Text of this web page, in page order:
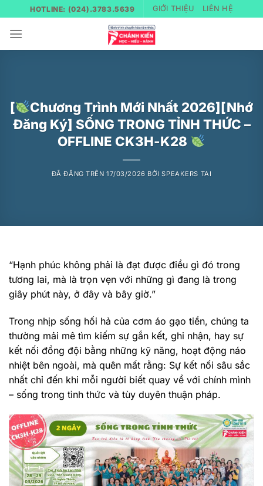
Chuyển
đến
nội
dung
HOTLINE: (024).3783.5639 GIỚI THIỆU LIÊN HỆ
[
Chương Trình Mới Nhất 2026][Nhớ
Đăng Ký] SỐNG TRONG TỈNH THỨC –
OFFLINE CK3H-K28
ĐÃ ĐĂNG TRÊN17/03/2026 BỞISPEAKERS TAI
“Hạnh phúc không phải là đạt được điều gì đó trong
tương lai, mà là trọn vẹn với những gì đang là trong
giây phút này, ở đây và bây giờ.”
Trong nhịp sống hối hả của cơm áo gạo tiền, chúng ta
thường mải mê tìm kiếm sự gắn kết, ghi nhận, hay sự
kết nối đồng đội bằng những kỹ năng, hoạt động náo
nhiệt bên ngoài, mà quên mất rằng: Sự kết nối sâu sắc
nhất chỉ đến khi mỗi người biết quay về với chính mình
– sống trong tỉnh thức và tùy duyên thuận pháp.